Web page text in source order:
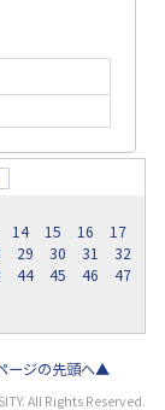
14 15 16
17
29 30 31
32
44 45 46
47
ージの先頭へ▲
All Rights Reserved.